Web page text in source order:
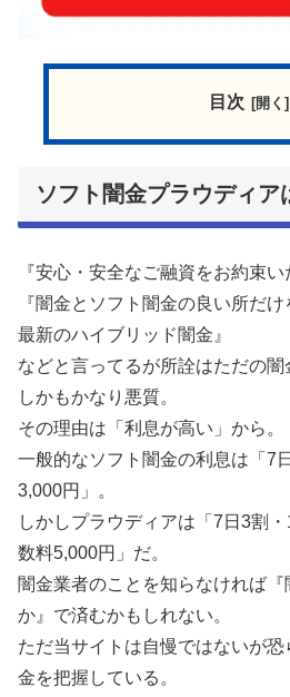
目次
ソフト闇金プラウディア
『安心・安全なご融資をお約束い
『闇金とソフト闇金の良い所だ
最新のハイブリッド闇金』
などと言ってるが所詮はただの闇
しかもかなり悪質。
その理由は「利息が高い」から。
一般的なソフト闇金の利息は「7
3,000円」。
しかしプラウディアは「7日3割
数料5,000円」だ。
闇金業者のことを知らなければ
か』で済むかもしれない。
ただ当サイトは自慢ではないが
金を把握している。